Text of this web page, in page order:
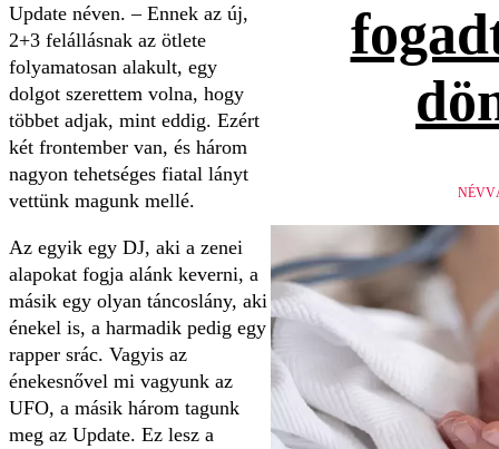
Update néven. – Ennek az új,
2+3 felállásnak az ötlete
folyamatosan alakult, egy
dolgot szerettem volna, hogy
többet adjak, mint eddig. Ezért
két frontember van, és három
nagyon tehetséges fiatal lányt
vettünk magunk mellé.
Az egyik egy DJ, aki a zenei
alapokat fogja alánk keverni, a
másik egy olyan táncoslány, aki
énekel is, a harmadik pedig egy
rapper srác. Vagyis az
énekesnővel mi vagyunk az
UFO, a másik három tagunk
meg az Update. Ez lesz a